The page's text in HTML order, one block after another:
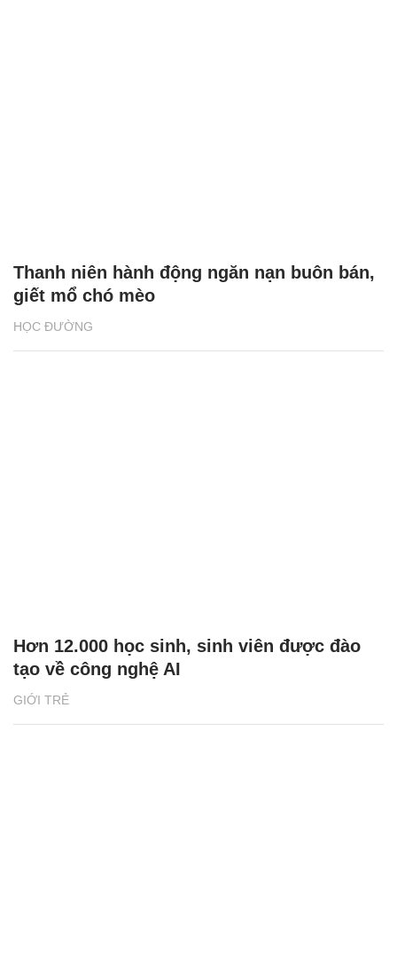
HỌC ĐƯỜNG
Thanh niên hành động ngăn nạn buôn bán,
giết mổ chó mèo
GIỚI TRẺ
Hơn 12.000 học sinh, sinh viên được đào
tạo về công nghệ AI